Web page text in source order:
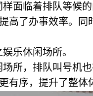
面临着排队等候
高了办事效率。
娱乐休闲场所。
所，排队叫号机
有序，提升了整体